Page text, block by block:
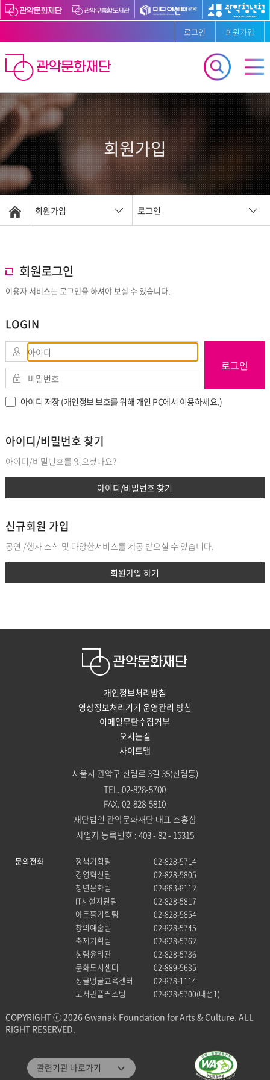
로그인 회원가입
회원가입
회원가입 로그인
회원로그인
이용자 서비스는 로그인을 하셔야 보실 수 있습니다.
LOGIN
아이디 저장 (개인정보 보호를 위해 개인 PC에서 이용하세요.)
로그인
아이디/비밀번호 찾기
아이디/비밀번호를 잊으셨나요?
아이디/비밀번호 찾기
신규회원 가입
공연 /행사 소식 및 다양한서비스를 제공 받으실 수 있습니다.
회원가입 하기
관련기관 바로가기
관악문화재단
개인정보처리방침
영상정보처리기기 운영관리 방침
이메일무단수집거부
오시는길
사이트맵
서울시 관악구 신림로 3길 35(신림동)
TEL. 02-828-5700
FAX. 02-828-5810
재단법인 관악문화재단 대표 소홍삼
사업자 등록번호 : 403 - 82 - 15315
문의전화 정책기획팀
02-828-5714
경영혁신팀
02-828-5805
청년문화팀
02-883-8112
IT시설지원팀
02-828-5817
아트홀기획팀
02-828-5854
창의예술팀
02-828-5745
축제기획팀
02-828-5762
청렴윤리관
02-828-5736
문화도시센터
02-889-5635
싱글벙글교육센터
02-878-1114
도서관플러스팀
02-828-5700(내선1)
COPYRIGHT ⓒ 2026 Gwanak Foundation for Arts & Culture. ALL
RIGHT RESERVED.